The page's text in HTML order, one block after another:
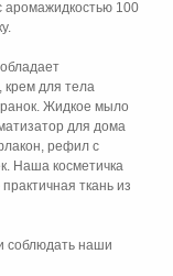
аромажидкостью 100
для тела
Жидкое мыло
для дома
рефил с
Наша косметичка
ткань из
соблюдать наши